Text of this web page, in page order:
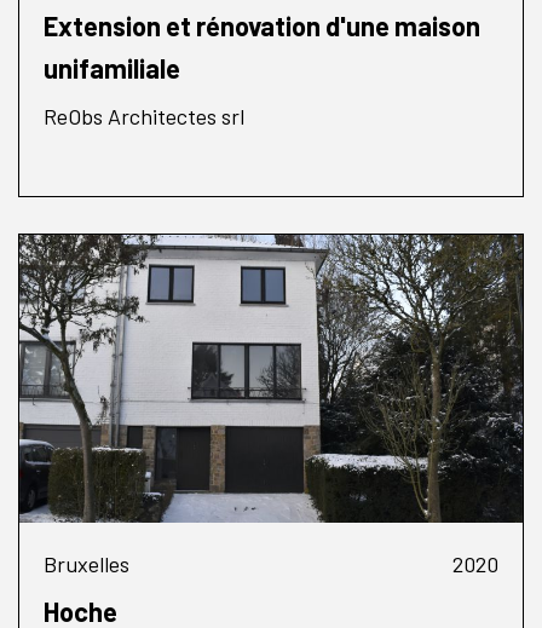
Extension et rénovation d'une maison
unifamiliale
ReObs Architectes srl
Bruxelles 2020
Hoche